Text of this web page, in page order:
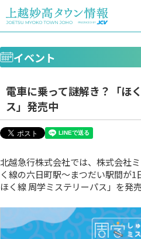
イベント
電車に乗って謎解き？「ほ
ス」発売中
北越急行株式会社では、株式会社
く線の六日町駅～まつだい駅間が1
ほく線 周学ミステリーパス」を発売